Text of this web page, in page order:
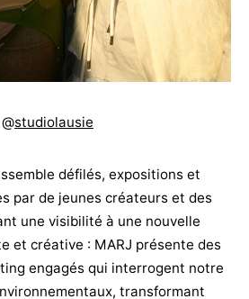
@studiolausie
défilés, expositions et
par de jeunes créateurs et des
une visibilité à une nouvelle
et créative : MARJ présente des
engagés qui interrogent notre
transformant